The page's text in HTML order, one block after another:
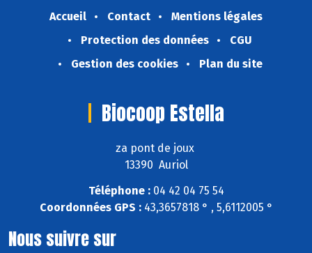
Accueil Contact
Mentions légales
Protection des données
CGU
Gestion des cookies
Plan du site
Biocoop Estella
za pont de joux
13390 Auriol
Téléphone :04 42 04 75 54
Coordonnées GPS :43,3657818 ° , 5,6112005 °
Nous suivre sur